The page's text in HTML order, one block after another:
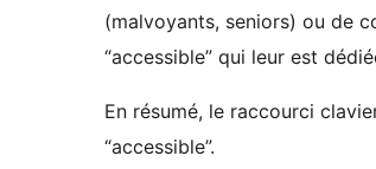
(malvoyants, seniors) ou de
“accessible” qui leur est
En résumé, le raccourci
“accessible”.